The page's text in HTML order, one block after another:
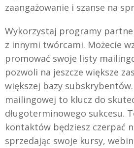
zaangażowanie i szanse na
Wykorzystaj programy
z innymi twórcami. Możecie
promować swoje listy
pozwoli na jeszcze większe
większej bazy
mailingowej to klucz do
długoterminowego sukcesu.
kontaktów będziesz czerpać
sprzedając swoje kursy,